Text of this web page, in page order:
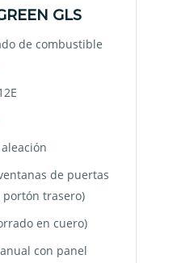
GLS
de combustible
de puertas
portón trasero)
en cuero)
con panel